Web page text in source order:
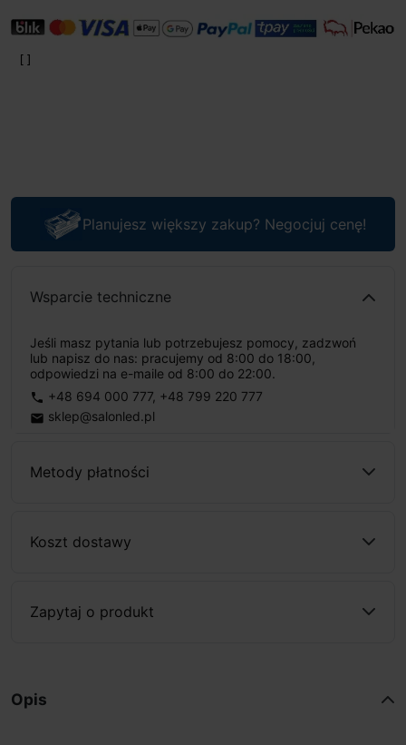
Planujesz większy zakup? Negocjuj cenę!
Wsparcie techniczne
Jeśli masz pytania lub potrzebujesz pomocy, zadzwoń
lub napisz do nas: pracujemy od 8:00 do 18:00,
odpowiedzi na e-maile od 8:00 do 22:00.
phone +48 694 000 777, +48 799 220 777
email sklep@salonled.pl
Metody płatności
Koszt dostawy
Zapytaj o produkt
Opis